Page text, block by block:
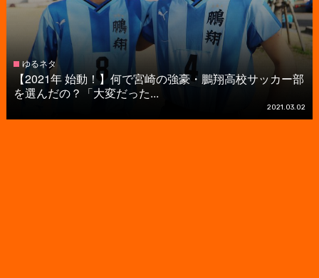
ゆるネタ
【2021年 始動！】何で宮崎の強豪・鵬翔高校サッカー部
を選んだの？「大変だった...
2021.03.02